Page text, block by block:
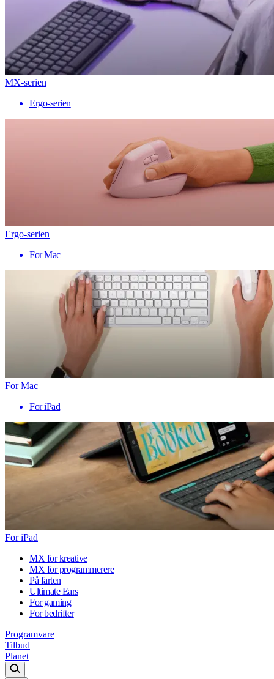
MX-serien
Ergo-serien
Ergo-serien
For Mac
For Mac
For iPad
For iPad
MX for kreative
MX for programmerere
På farten
Ultimate Ears
For gaming
For bedrifter
Programvare
Tilbud
Planet